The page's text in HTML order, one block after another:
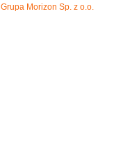
Grupa Morizon Sp. z o.o.